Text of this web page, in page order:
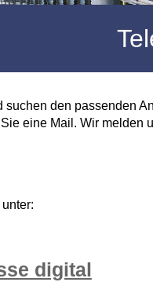
den passenden
eine Mail. Wir melden
digital